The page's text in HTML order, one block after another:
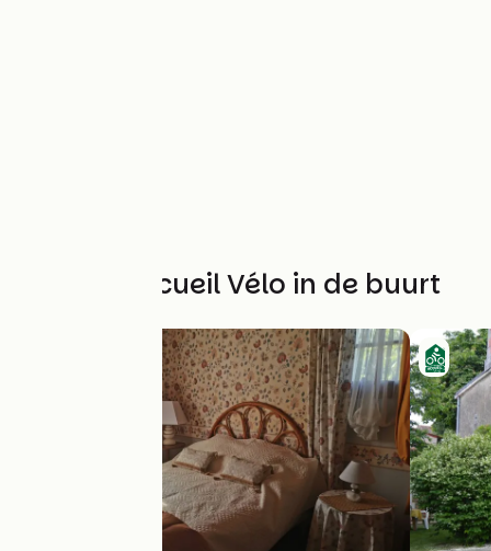
Andere Accueil Vélo in de buurt